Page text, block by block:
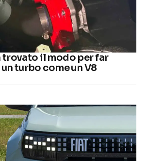
trovato il modo per far
turbo come un V8